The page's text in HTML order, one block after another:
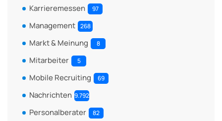
Karrieremessen 97
Management 268
Markt & Meinung 8
Mitarbeiter 5
Mobile Recruiting 69
Nachrichten 9.792
Personalberater 82